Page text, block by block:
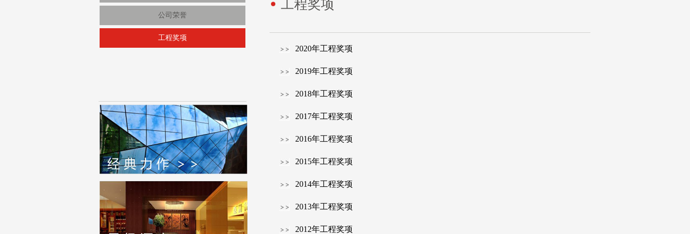
公司荣誉
工程奖项
工程奖项
2020年工程奖项
2019年工程奖项
2018年工程奖项
2017年工程奖项
2016年工程奖项
2015年工程奖项
2014年工程奖项
2013年工程奖项
2012年工程奖项